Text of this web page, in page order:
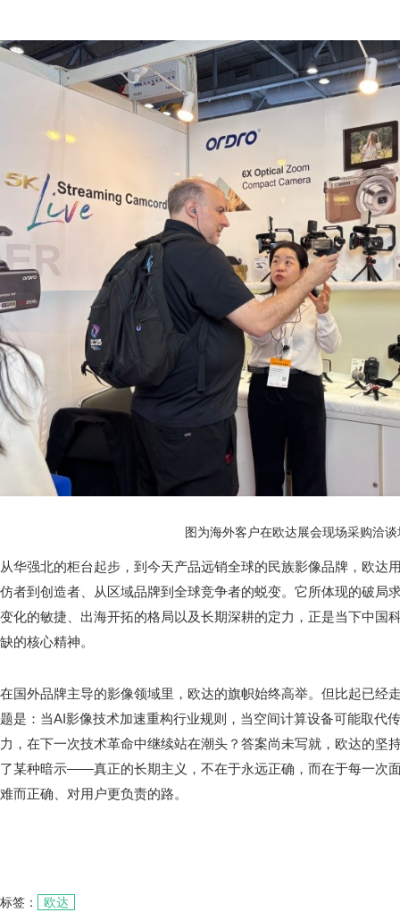
图为海外客户在欧达展会现场采购洽
从华强北的柜台起步，到今天产品远销全球的民族影像品牌，欧达
仿者到创造者、从区域品牌到全球竞争者的蜕变。它所体现的破局
变化的敏捷、出海开拓的格局以及长期深耕的定力，正是当下中国
缺的核心精神。
在国外品牌主导的影像领域里，欧达的旗帜始终高举。但比起已经
题是：当AI影像技术加速重构行业规则，当空间计算设备可能取代
力，在下一次技术革命中继续站在潮头？答案尚未写就，欧达的坚
了某种暗示——真正的长期主义，不在于永远正确，而在于每一次
难而正确、对用户更负责的路。
标签： 欧达